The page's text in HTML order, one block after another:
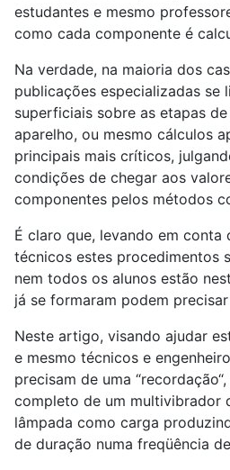
estudantes e mesmo
como cada componente é
Na verdade, na maioria dos
publicações especializadas se
superficiais sobre as etapas
aparelho, ou mesmo cálculos
principais mais críticos,
condições de chegar aos
componentes pelos métodos
É claro que, levando em conta
técnicos estes procedimentos
nem todos os alunos estão
já se formaram podem precisar
Neste artigo, visando ajudar
e mesmo técnicos e
precisam de uma
completo de um multivibrador
lâmpada como carga
de duração numa freqüência